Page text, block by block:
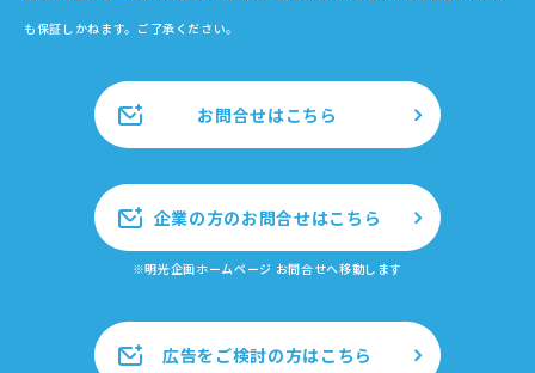
も保証しかねます。ご了承ください。
お問合せはこちら
企業の方のお問合せはこちら
※明光企画ホームページ お問合せへ移動します
広告をご検討の方はこちら